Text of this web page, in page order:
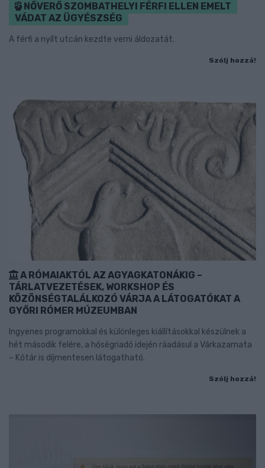
NŐVERŐ SZOMBATHELYI FÉRFI ELLEN EMELT
VÁDAT AZ ÜGYÉSZSÉG
A férfi a nyílt utcán kezdte verni áldozatát.
Szólj hozzá!
A RÓMAIAKTÓL AZ AGYAGKATONÁKIG –
TÁRLATVEZETÉSEK, WORKSHOP ÉS
KÖZÖNSÉGTALÁLKOZÓ VÁRJA A LÁTOGATÓKAT A
GYŐRI RÓMER MÚZEUMBAN
Ingyenes programokkal és különleges kiállításokkal készülnek a
hét második felére, a hőségriadó idején ráadásul a Várkazamata
– Kőtár is díjmentesen látogatható.
Szólj hozzá!